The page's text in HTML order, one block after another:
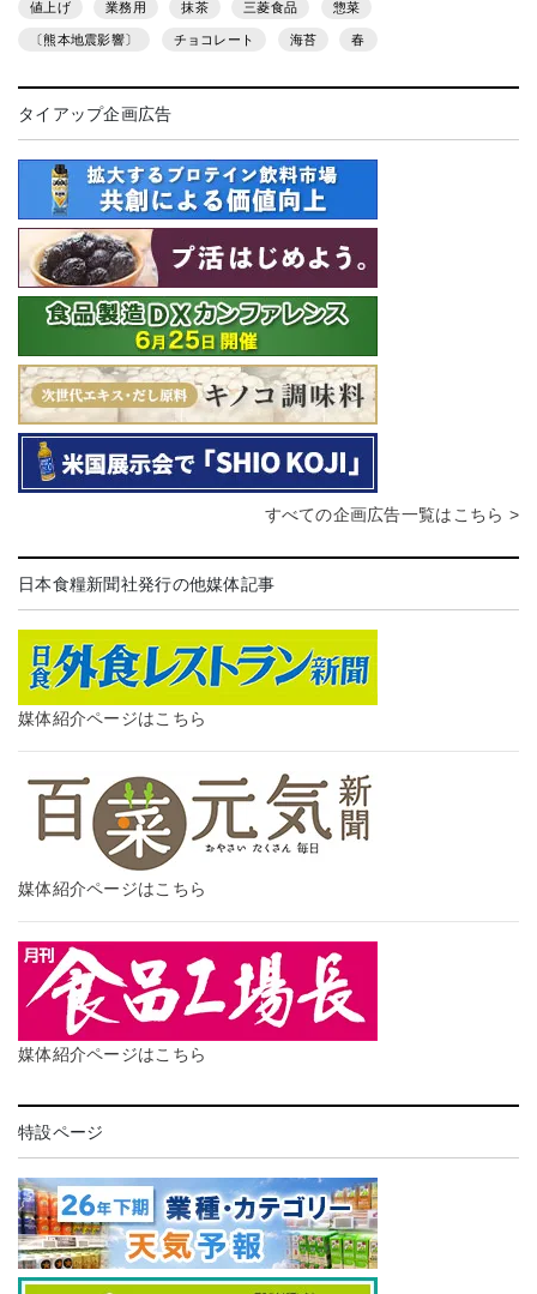
値上げ 業務用 抹茶 三菱食品 惣菜
〔熊本地震影響〕 チョコレート 海苔 春
タイアップ企画広告
すべての企画広告一覧はこちら >
日本食糧新聞社発行の他媒体記事
媒体紹介ページはこちら
媒体紹介ページはこちら
媒体紹介ページはこちら
特設ページ